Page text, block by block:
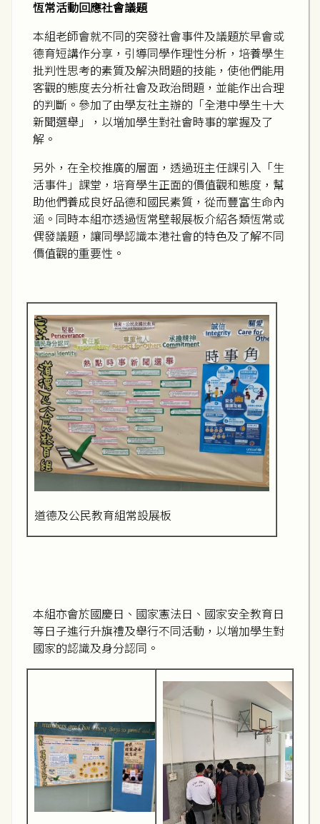
恆常活動回應社會議題
本組老師會就不同的突發社會事件及議題於早會或
德育短講作分享，引導同學作理性分析，培養學生
批判性思考的素質及解決問題的技能，使他們能用
客觀的態度去分析社會及政治問題，並能作出合理
的判斷。參加了由學友社主辦的「全港中學生十大
新聞選舉」，以增加學生對社會時事的掌握及了
解。
另外，在全校推廣的層面，透過班主任課引入「生
活事件」課堂，培育學生正面的價值觀和態度，幫
助他們養成良好品德和國民素質，從而豐富生命內
涵。同時本組亦透過恆常壁報展板介紹各類恆常或
偶發議題，讓同學認識本港社會的特色及了解不同
價值觀的重要性。
道德及公民教育組常設展板
本組亦會於國慶日、國家憲法日、國家安全教育日
等日子進行升旗禮及舉行不同活動，以增加學生對
國家的認識及身分認同。